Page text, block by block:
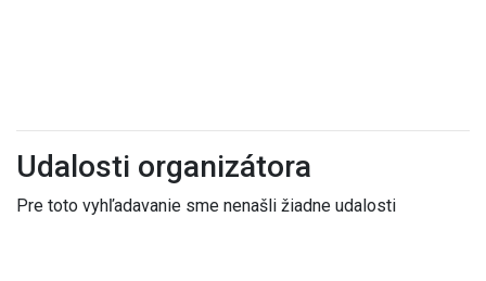
Udalosti organizátora
Pre toto vyhľadavanie sme nenašli žiadne udalosti